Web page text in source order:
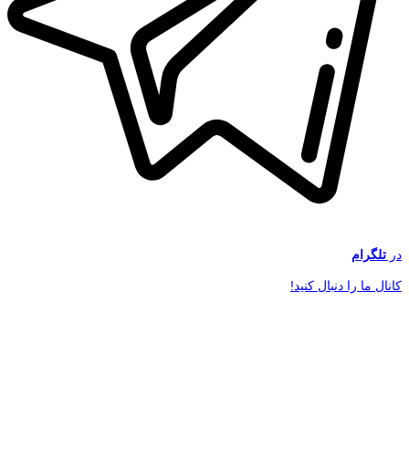
در تلگرام
کانال ما را دنبال کنید!